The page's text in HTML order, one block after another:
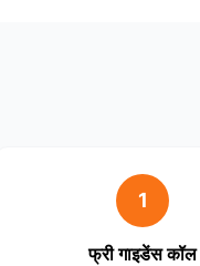
1
फ्री गाइडेंस कॉल